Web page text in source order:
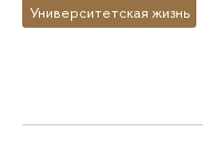
Университетская жизнь